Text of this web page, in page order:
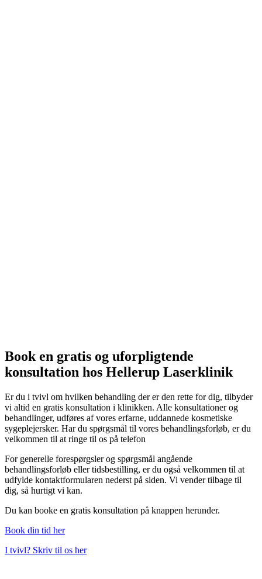
Book en gratis og uforpligtende
konsultation hos Hellerup Laserklinik
Er du i tvivl om hvilken behandling der er den rette for dig, tilbyder
vi altid en gratis konsultation i klinikken. Alle konsultationer og
behandlinger, udføres af vores erfarne, uddannede kosmetiske
sygeplejersker. Har du spørgsmål til vores behandlingsforløb, er du
velkommen til at ringe til os på telefon
For generelle forespørgsler og spørgsmål angående
behandlingsforløb eller tidsbestilling, er du også velkommen til at
udfylde kontaktformularen nederst på siden. Vi vender tilbage til
dig, så hurtigt vi kan.
Du kan booke en gratis konsultation på knappen herunder.
Book din tid her
I tvivl? Skriv til os her